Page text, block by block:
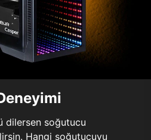
dilersen soğutucu
Hangi soğutucuyu